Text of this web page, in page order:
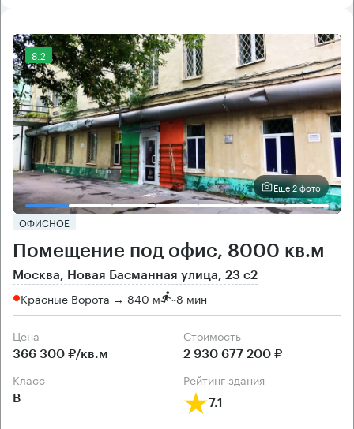
8.2
Еще 2 фото
ОФИСНОЕ
Помещение под офис, 8000 кв.м
Москва, Новая Басманная улица, 23 с2
Красные Ворота → 840 м ~8 мин
Цена
366 300 ₽/кв.м
Cтоимость
2 930 677 200 ₽
класс
B
рейтинг здания
7.1